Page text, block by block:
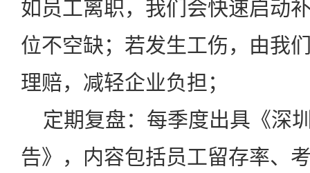
如员工离职，我们会快速启动
位不空缺；若发生工伤，由我
理赔，减轻企业负担；
定期复盘：每季度出具《深
告》，内容包括员工留存率、